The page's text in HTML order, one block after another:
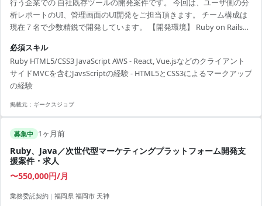
析レポートのUI、管理画面のUI開発をご担当頂きます。 チーム構成は
現在７名で少数精鋭で開発しています。 【開発環境】 Ruby on Rails、
Aurora、BigQuery、Amazon S3 構成管理ツール：Chef（CircleCI）
必須スキル
Ruby HTML5/CSS3 JavaScript AWS - React, Vue.jsなどのクライアント
サイドMVCを含むJavsScriptの経験 - HTML5とCSS3によるマークアップ
の経験
掲載元： ギークスジョブ
募集中 1ヶ月前
Ruby、Java／次世代型マーケティングプラットフォーム開発支
援案件・求人
〜550,000円/月
業務委託契約 | 福岡県 福岡市 天神